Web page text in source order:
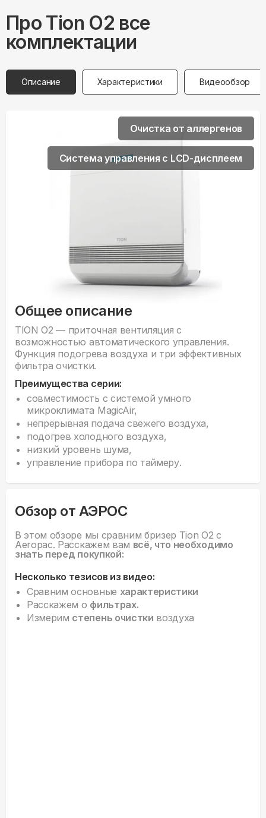
Про Tion O2 все
комплектации
Описание Характеристики Видеообзор
Общее описание
TION O2 — приточная вентиляция с
возможностью автоматического управления.
Функция подогрева воздуха и три эффективных
фильтра очистки.
Преимущества серии:
cовместимость с системой умного
микроклимата MagicAir,
непрерывная подача свежего воздуха,
подогрев холодного воздуха,
низкий уровень шума,
управление прибора по таймеру.
Очистка от аллергенов
Система управления с LCD-дисплеем
Обзор от АЭРОС
В этом обзоре мы сравним бризер Tion O2 c
Aeropac. Расскажем вам всё, что необходимо
знать перед покупкой:
Несколько тезисов из видео:
Сравним основные характеристики
Расскажем о фильтрах.
Измерим степень очистки воздуха